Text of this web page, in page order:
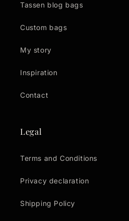
Tassen blog bags
Custom bags
My story
Inspiration
Contact
Legal
Terms and Conditions
Privacy declaration
Shipping Policy